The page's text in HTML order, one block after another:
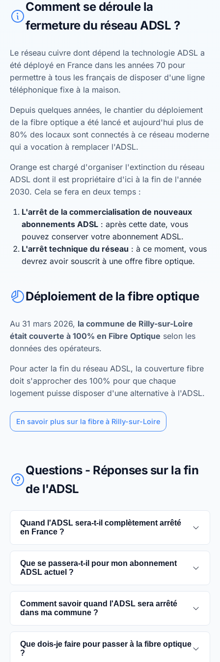
Comment se déroule la
fermeture du réseau ADSL ?
Le réseau cuivre dont dépend la technologie ADSL a
été déployé en France dans les années 70 pour
permettre à tous les français de disposer d'une ligne
téléphonique fixe à la maison.
Depuis quelques années, le chantier du déploiement
de la fibre optique a été lancé et aujourd'hui plus de
80% des locaux sont connectés à ce réseau moderne
qui a vocation à remplacer l'ADSL.
Orange est chargé d'organiser l'extinction du réseau
ADSL dont il est propriétaire d'ici à la fin de l'année
2030. Cela se fera en deux temps :
L'arrêt de la commercialisation de nouveaux
abonnements ADSL : après cette date, vous
pouvez conserver votre abonnement ADSL.
L'arrêt technique du réseau : à ce moment, vous
devrez avoir souscrit à une offre fibre optique.
Déploiement de la fibre optique
Au 31 mars 2026, la commune de Rilly-sur-Loire
était couverte à 100% en Fibre Optique selon les
données des opérateurs.
Pour acter la fin du réseau ADSL, la couverture fibre
doit s'approcher des 100% pour que chaque
logement puisse disposer d'une alternative à l'ADSL.
En savoir plus sur la fibre à Rilly-sur-Loire
Questions - Réponses sur la fin
de l'ADSL
Quand l'ADSL sera-t-il complètement arrêté
en France ?
L'extinction complète du réseau ADSL est prévue
pour 2030. D'ici là, les utilisateurs sont
optique, plus rapides et fiables.
Que se passera-t-il pour mon abonnement
ADSL actuel ?
Vous pouvez continuer à utiliser votre
abonnement ADSL jusqu'à la date de fermeture du
conseillé de passer à la fibre optique dès que
possible pour une meilleure qualité de service.
Comment savoir quand l'ADSL sera arrêté
dans ma commune ?
Les dates précises de fermeture de l'ADSL varient
selon les communes. Vous pouvez trouver ces
Que dois-je faire pour passer à la fibre optique
?